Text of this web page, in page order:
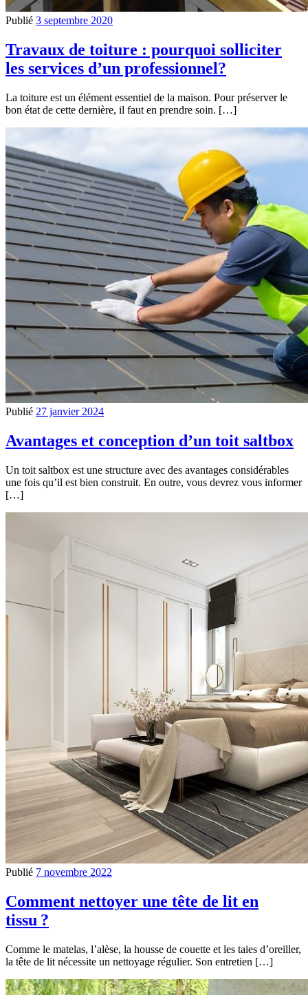
Publié 3 septembre 2020
Travaux de toiture : pourquoi solliciter
les services d’un professionnel?
La toiture est un élément essentiel de la maison. Pour préserver le
bon état de cette dernière, il faut en prendre soin. […]
Publié 27 janvier 2024
Avantages et conception d’un toit saltbox
Un toit saltbox est une structure avec des avantages considérables
une fois qu’il est bien construit. En outre, vous devrez vous informer
[…]
Publié 7 novembre 2022
Comment nettoyer une tête de lit en
tissu ?
Comme le matelas, l’alèse, la housse de couette et les taies d’oreiller,
la tête de lit nécessite un nettoyage régulier. Son entretien […]